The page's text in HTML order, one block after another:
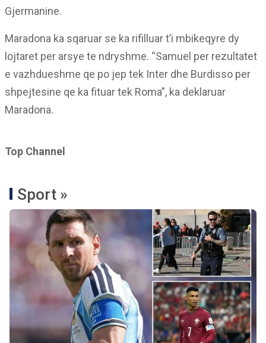
Gjermanine.
Maradona ka sqaruar se ka rifilluar t’i mbikeqyre dy
lojtaret per arsye te ndryshme. “Samuel per rezultatet
e vazhdueshme qe po jep tek Inter dhe Burdisso per
shpejtesine qe ka fituar tek Roma”, ka deklaruar
Maradona.
Top Channel
Sport »